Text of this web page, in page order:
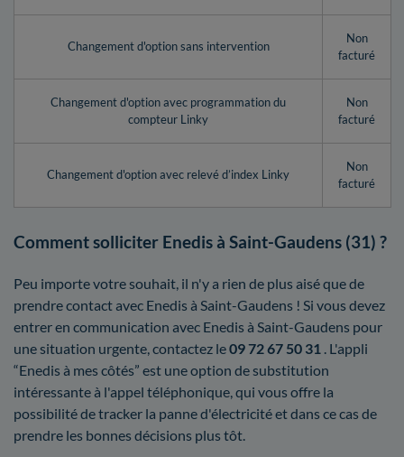
Changement d'option sans intervention
Non
facturé
Changement d'option avec programmation du
compteur Linky
Non
facturé
Changement d'option avec relevé d’index Linky
Non
facturé
Comment solliciter Enedis à Saint-Gaudens (31) ?
Peu importe votre souhait, il n'y a rien de plus aisé que de
prendre contact avec Enedis à Saint-Gaudens ! Si vous devez
entrer en communication avec Enedis à Saint-Gaudens pour
une situation urgente, contactez le09 72 67 50 31
. L'appli
“Enedis à mes côtés” est une option de substitution
intéressante à l'appel téléphonique, qui vous offre la
possibilité de tracker la panne d'électricité et dans ce cas de
prendre les bonnes décisions plus tôt.